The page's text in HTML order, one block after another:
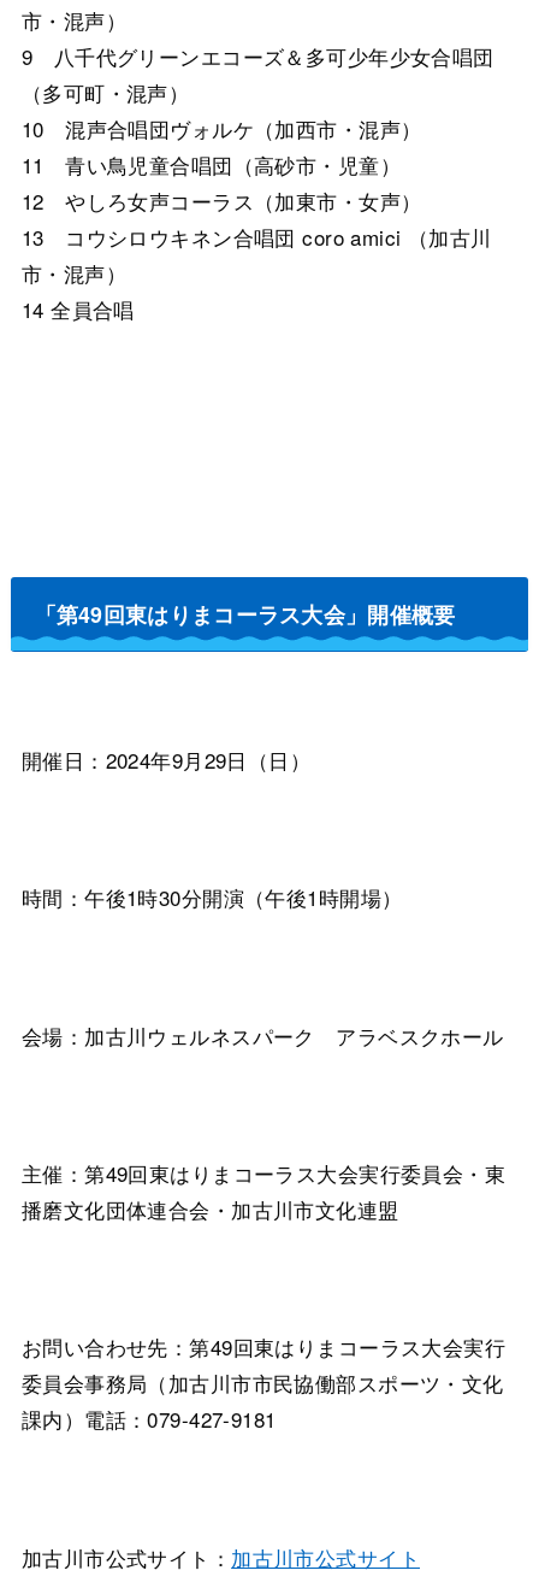
市・混声）
9 八千代グリーンエコーズ＆多可少年少女合唱団
（多可町・混声）
10 混声合唱団ヴォルケ（加西市・混声）
11 青い鳥児童合唱団（高砂市・児童）
12 やしろ女声コーラス（加東市・女声）
13 コウシロウキネン合唱団 coro amici （加古川
市・混声）
14 全員合唱
「第49回東はりまコーラス大会」開催概要
開催日：2024年9月29日（日）
時間：午後1時30分開演（午後1時開場）
会場：加古川ウェルネスパーク アラベスクホール
主催：第49回東はりまコーラス大会実行委員会・東
播磨文化団体連合会・加古川市文化連盟
お問い合わせ先：第49回東はりまコーラス大会実行
委員会事務局（加古川市市民協働部スポーツ・文化
課内）電話：079-427-9181
加古川市公式サイト： 加古川市公式サイト